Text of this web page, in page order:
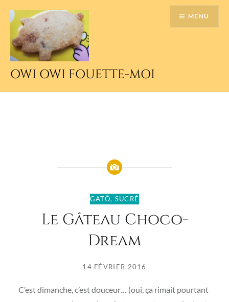
contenu
principal
OWI OWI FOUETTE-MOI
MENU
GATÔ, SUCRÉ
Le Gâteau Choco-
Dream
14 FÉVRIER 2016
C’est dimanche, c’est douceur… (oui, ça rimait pourtant